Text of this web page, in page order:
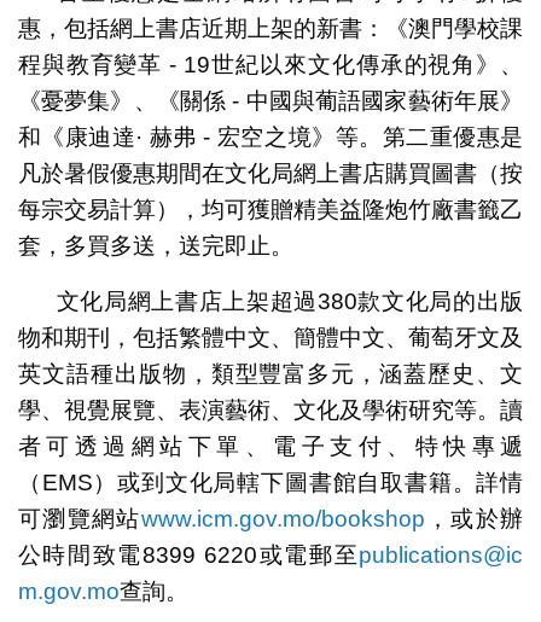
惠，包括網上書店近期上架的新書：《澳門學校課
程與教育變革 - 19世紀以來文化傳承的視角》、
《憂夢集》、《關係 - 中國與葡語國家藝術年展》
和《康迪達· 赫弗 - 宏空之境》等。第二重優惠是
凡於暑假優惠期間在文化局網上書店購買圖書（按
每宗交易計算），均可獲贈精美益隆炮竹廠書籤乙
套，多買多送，送完即止。
文化局網上書店上架超過380款文化局的出版
物和期刊，包括繁體中文、簡體中文、葡萄牙文及
英文語種出版物，類型豐富多元，涵蓋歷史、文
學、視覺展覽、表演藝術、文化及學術研究等。讀
者可透過網站下單、電子支付、特快專遞
（EMS）或到文化局轄下圖書館自取書籍。詳情
可瀏覽網站www.icm.gov.mo/bookshop ，或於辦
公時間致電8399 6220或電郵至publications@ic
m.gov.mo查詢。